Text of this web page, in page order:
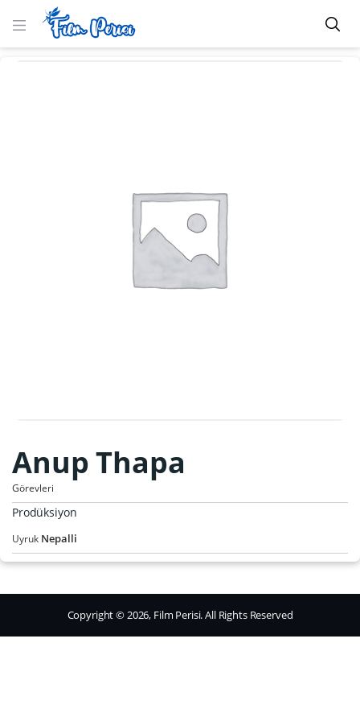
Anup Thapa
Görevleri
Prodüksiyon
Uyruk Nepalli
Copyright © 2026, Film Perisi. All Rights Reserved